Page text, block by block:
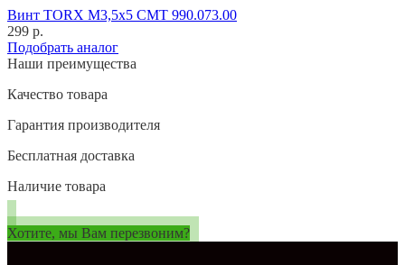
Винт TORX M3,5x5 CMT 990.073.00
299 р.
Подобрать аналог
Наши преимущества
Качество товара
Гарантия производителя
Бесплатная доставка
Наличие товара
Хотите, мы Вам перезвоним?